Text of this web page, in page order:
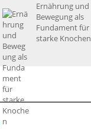
Ernährung und
Bewegung als
Fundament für
starke Knochen